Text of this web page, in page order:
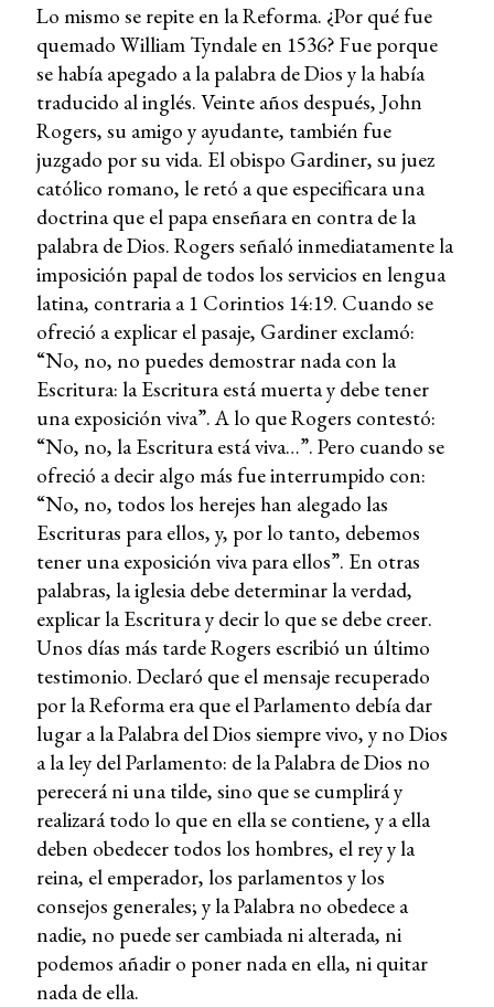
Lo mismo se repite en la Reforma. ¿Por qué fue
quemado William Tyndale en 1536? Fue porque
se había apegado a la palabra de Dios y la había
traducido al inglés. Veinte años después, John
Rogers, su amigo y ayudante, también fue
juzgado por su vida. El obispo Gardiner, su juez
católico romano, le retó a que especificara una
doctrina que el papa enseñara en contra de la
palabra de Dios. Rogers señaló inmediatamente la
imposición papal de todos los servicios en lengua
latina, contraria a 1 Corintios 14:19. Cuando se
ofreció a explicar el pasaje, Gardiner exclamó:
“No, no, no puedes demostrar nada con la
Escritura: la Escritura está muerta y debe tener
una exposición viva”. A lo que Rogers contestó:
“No, no, la Escritura está viva…”. Pero cuando se
ofreció a decir algo más fue interrumpido con:
“No, no, todos los herejes han alegado las
Escrituras para ellos, y, por lo tanto, debemos
tener una exposición viva para ellos”. En otras
palabras, la iglesia debe determinar la verdad,
explicar la Escritura y decir lo que se debe creer.
Unos días más tarde Rogers escribió un último
testimonio. Declaró que el mensaje recuperado
por la Reforma era que el Parlamento debía dar
lugar a la Palabra del Dios siempre vivo, y no Dios
a la ley del Parlamento: de la Palabra de Dios no
perecerá ni una tilde, sino que se cumplirá y
realizará todo lo que en ella se contiene, y a ella
deben obedecer todos los hombres, el rey y la
reina, el emperador, los parlamentos y los
consejos generales; y la Palabra no obedece a
nadie, no puede ser cambiada ni alterada, ni
podemos añadir o poner nada en ella, ni quitar
nada de ella.